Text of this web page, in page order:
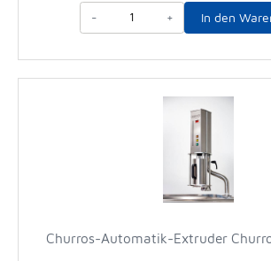
- + In den
Churros-Automatik-Extruder